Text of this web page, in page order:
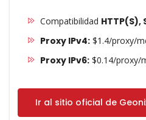
Compatibilidad HTTP(S),
Proxy IPv4:$1.4/proxy/
Proxy IPv6:$0.14/proxy/
Ir al sitio oficial de